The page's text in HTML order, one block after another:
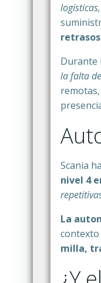
Durante
la falta
remotas,
Scania
nivel 4
La
contexto
milla,